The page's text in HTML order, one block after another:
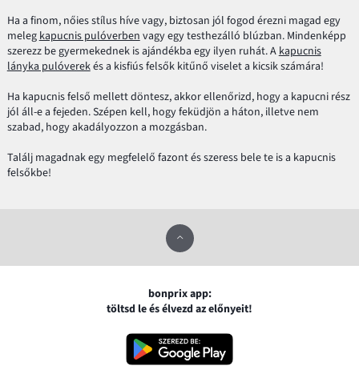
Ha a finom, nőies stílus híve vagy, biztosan jól fogod érezni magad egy
melegkapucnis pulóverbenvagy egy testhezálló blúzban. Mindenképp
szerezz be gyermekednek is ajándékba egy ilyen ruhát. Akapucnis
lányka pulóverekés a kisfiús felsők kitűnő viselet a kicsik számára!
Ha kapucnis felső mellett döntesz, akkor ellenőrizd, hogy a kapucni rész
jól áll-e a fejeden. Szépen kell, hogy feküdjön a háton, illetve nem
szabad, hogy akadályozzon a mozgásban.
Találj magadnak egy megfelelő fazont és szeress bele te is a kapucnis
felsőkbe!
bonprix app:
töltsd le és élvezd az előnyeit!